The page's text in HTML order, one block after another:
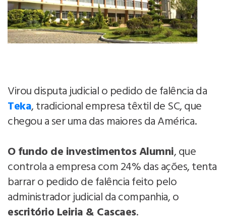
Virou disputa judicial o pedido de falência da
Teka, tradicional empresa têxtil de SC, que
chegou a ser uma das maiores da América.
O fundo de investimentos Alumni, que
controla a empresa com 24% das ações, tenta
barrar o pedido de falência feito pelo
administrador judicial da companhia, o
escritório Leiria & Cascaes.